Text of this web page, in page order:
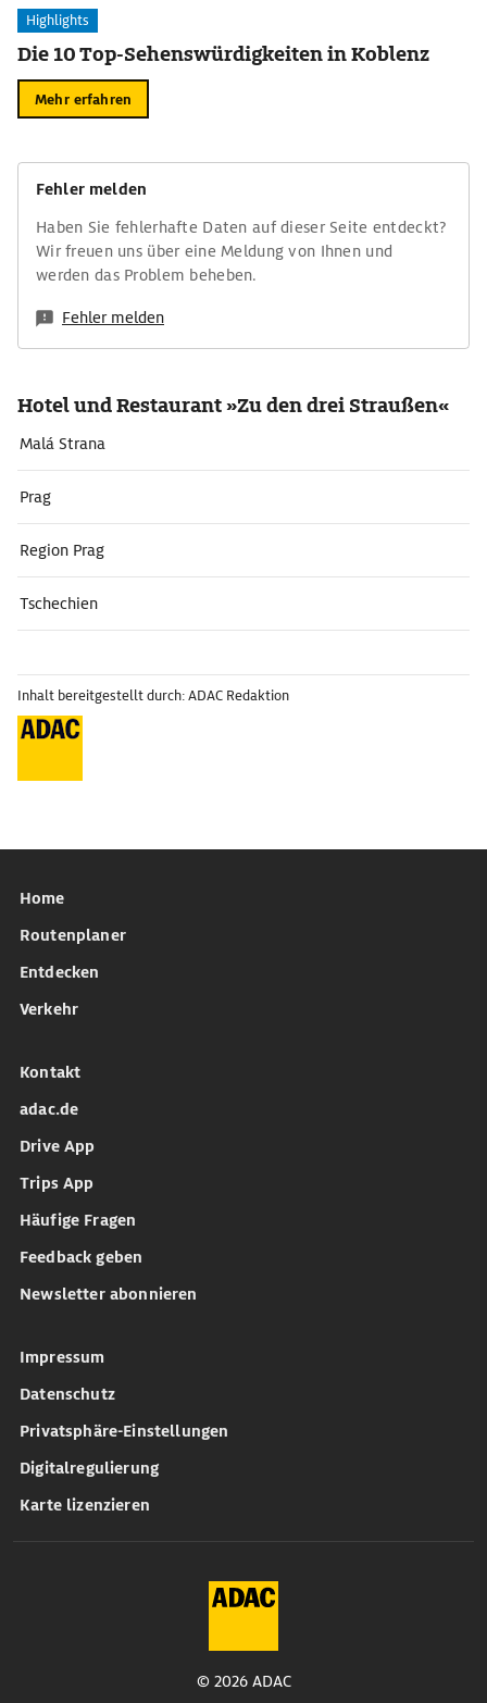
Highlights
Die 10 Top-Sehenswürdigkeiten in Koblenz
Mehr erfahren
Fehler melden
Haben Sie fehlerhafte Daten auf dieser Seite entdeckt?
Wir freuen uns über eine Meldung von Ihnen und
werden das Problem beheben.
Fehler melden
Hotel und Restaurant »Zu den drei Straußen«
Malá Strana
Prag
Region Prag
Tschechien
Inhalt bereitgestellt durch: ADAC Redaktion
Home
Routenplaner
Entdecken
Verkehr
Kontakt
adac.de
Drive App
Trips App
Häufige Fragen
Feedback geben
Newsletter abonnieren
Impressum
Datenschutz
Privatsphäre-Einstellungen
Digitalregulierung
Karte lizenzieren
© 2026 ADAC